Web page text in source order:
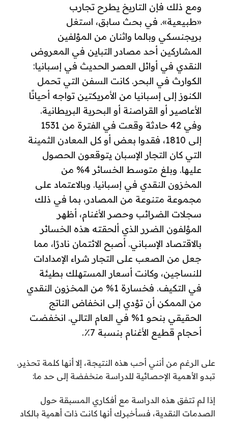
ومع ذلك فإن التاريخ يطرح تجارب
«طبيعية». في بحث سابق، استغل
بريجنسكي وبالما واثنان من المؤلفين
المشاركين أحد مصادر التباين في المعروض
النقدي في أوائل العصر الحديث في إسبانيا:
الكوارث في البحر. كانت السفن التي تحمل
الكنوز إلى إسبانيا من الأمريكتين تواجه أحيانًا
الأعاصير أو القراصنة أو البحرية البريطانية.
وفي 42 حادثة وقعت في الفترة من 1531
إلى 1810، فقدوا بعض أو كل المعادن الثمينة
التي كان التجار الإسبان يتوقعون الحصول
عليها. وبلغ متوسط ​​الخسائر 4% من
المخزون النقدي في إسبانيا. وبالاعتماد على
مجموعة متنوعة من المصادر، بما في ذلك
سجلات الضرائب وحصر الأغنام، أظهر
المؤلفون الضرر الذي ألحقته هذه الخسائر
بالاقتصاد الإسباني. أصبح الائتمان نادرًا، مما
جعل من الصعب على التجار شراء الإمدادات
للنساجين، وكانت أسعار المستهلك بطيئة
في التكيف. فخسارة 1% من المخزون النقدي
من الممكن أن تؤدي إلى انخفاض الناتج
الحقيقي بنحو 1% في العام التالي. انخفضت
أحجام قطيع الأغنام بنسبة 7٪.
على الرغم من أنني أحب هذه النتيجة، إلا أنها كلمة تحذير.
تبدو الأهمية الإحصائية للدراسة منخفضة إلى حد ما:
إذا لم تتفق هذه الدراسة مع أفكاري المسبقة حول
الصدمات النقدية، فسأخبرك أنها كانت ذات أهمية بالكاد